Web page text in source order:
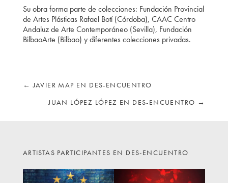
Su obra forma parte de colecciones: Fundación Provincial
de Artes Plásticas Rafael Botí (Córdoba), CAAC Centro
Andaluz de Arte Contemporáneo (Sevilla), Fundación
BilbaoArte (Bilbao) y diferentes colecciones privadas.
←JAVIER MAP EN DES-ENCUENTRO
JUAN LÓPEZ LÓPEZ EN DES-ENCUENTRO →
ARTISTAS PARTICIPANTES EN DES-ENCUENTRO